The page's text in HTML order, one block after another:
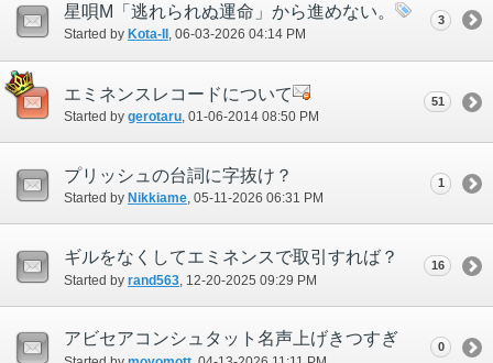
星唄M「逃れられぬ運命」から進めない。
Started by Kota-II ‎, 06-03-2026 04:14 PM
3
エミネンスレコードについて
Started by gerotaru ‎, 01-06-2014 08:50 PM
51
プリッシュの台詞に字抜け？
Started by Nikkiame‎, 05-11-2026 06:31 PM
1
ギルをなくしてエミネンスで取引すれば？
Started by rand563 ‎, 12-20-2025 09:29 PM
16
アビセアコンシュタット名声上げきつすぎ 0